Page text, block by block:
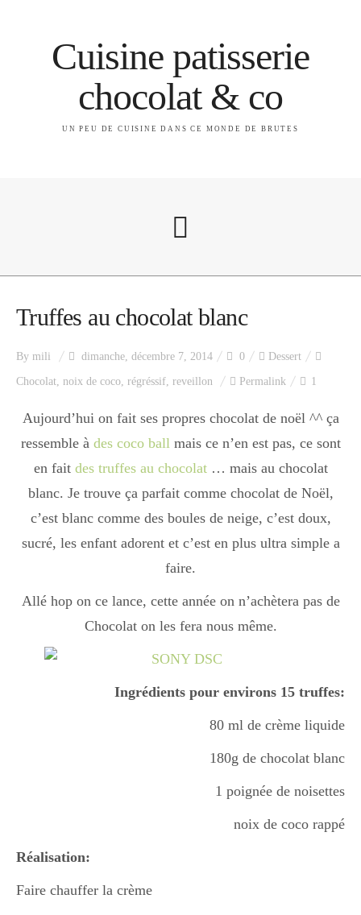
Cuisine patisserie
chocolat & co
UN PEU DE CUISINE DANS CE MONDE DE BRUTES
A propos
Index des recettes
Catégories
Entrée
plats
Truffes au chocolat blanc
By mili dimanche, décembre 7, 2014 0 Dessert
Chocolat, noix de coco, régréssif, reveillon Permalink 1
Aujourd’hui on fait ses propres chocolat de noël ^^ ça
ressemble à des coco ballmais ce n’en est pas, ce sont
en faitdes truffes au chocolat… mais au chocolat
blanc. Je trouve ça parfait comme chocolat de Noël,
c’est blanc comme des boules de neige, c’est doux,
sucré, les enfant adorent et c’est en plus ultra simple a
faire.
Allé hop on ce lance, cette année on n’achètera pas de
Chocolat on les fera nous même.
Ingrédients pour environs 15 truffes:
80 ml de crème liquide
180g de chocolat blanc
1 poignée de noisettes
noix de coco rappé
Réalisation:
Faire chauffer la crème